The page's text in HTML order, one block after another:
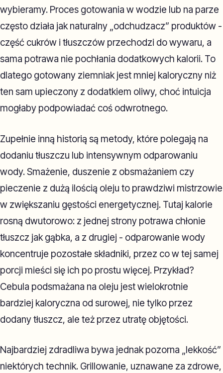
wybieramy. Proces gotowania w wodzie lub na parze
często działa jak naturalny „odchudzacz” produktów -
część cukrów i tłuszczów przechodzi do wywaru, a
sama potrawa nie pochłania dodatkowych kalorii. To
dlatego gotowany ziemniak jest mniej kaloryczny niż
ten sam upieczony z dodatkiem oliwy, choć intuicja
mogłaby podpowiadać coś odwrotnego.
Zupełnie inną historią są metody, które polegają na
dodaniu tłuszczu lub intensywnym odparowaniu
wody. Smażenie, duszenie z obsmażaniem czy
pieczenie z dużą ilością oleju to prawdziwi mistrzowie
w zwiększaniu gęstości energetycznej. Tutaj kalorie
rosną dwutorowo: z jednej strony potrawa chłonie
tłuszcz jak gąbka, a z drugiej - odparowanie wody
koncentruje pozostałe składniki, przez co w tej samej
porcji mieści się ich po prostu więcej. Przykład?
Cebula podsmażana na oleju jest wielokrotnie
bardziej kaloryczna od surowej, nie tylko przez
dodany tłuszcz, ale też przez utratę objętości.
Najbardziej zdradliwa bywa jednak pozorna „lekkość”
niektórych technik. Grillowanie, uznawane za zdrowe,